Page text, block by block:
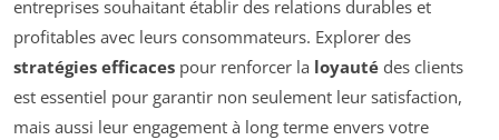
entreprises souhaitant établir des relations durables et
profitables avec leurs consommateurs. Explorer des
stratégies efficaces pour renforcer la loyauté des clients
est essentiel pour garantir non seulement leur satisfaction,
mais aussi leur engagement à long terme envers votre